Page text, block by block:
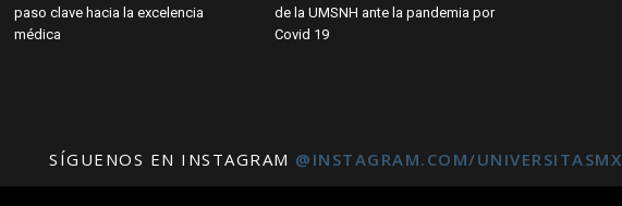
paso clave hacia la excelencia
médica
de la UMSNH ante la pandemia por
Covid 19
SÍGUENOS EN INSTAGRAM @INSTAGRAM.COM/UNIVERSITASMX